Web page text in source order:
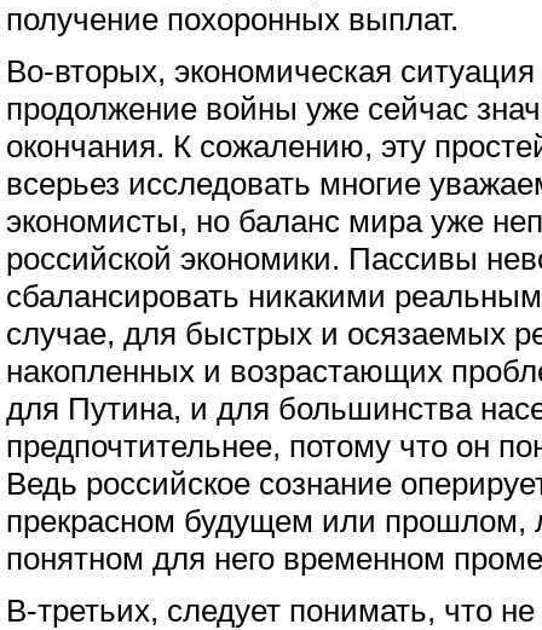
получение похоронных выплат.
Во-вторых, экономическая ситуация
продолжение войны уже сейчас
окончания. К сожалению, эту
всерьез исследовать многие
экономисты, но баланс мира уже
российской экономики. Пассивы
сбалансировать никакими
случае, для быстрых и осязаемых
накопленных и возрастающих
для Путина, и для большинства
предпочтительнее, потому что он
Ведь российское сознание
прекрасном будущем или прошлом,
понятном для него временном
В-третьих, следует понимать, что